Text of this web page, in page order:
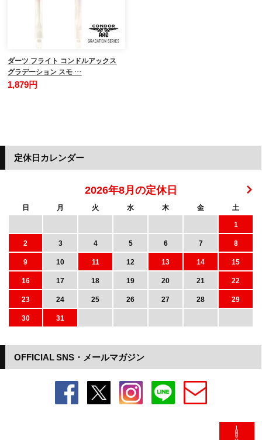
ダーツ フライト コンドルアックス
グラデーション スモ …
1,879円
OFFICIAL SNS・メールマガジン
定休日カレンダー
2026年8月の定休日
日 月 火 水 木 金
土
1
2
3 4 5 6 7
8
9
10 11 12 13 14
15
16
17 18 19 20 21
22
23
24 25 26 27 28
29
30
31